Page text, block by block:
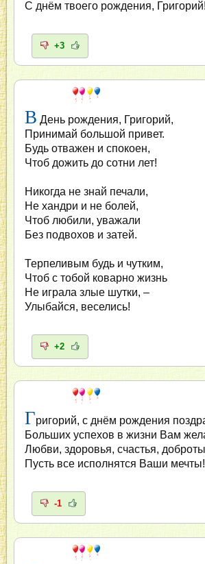
С днём твоего рождения, Григорий!
+3
В День рождения, Григорий,
Принимай большой привет.
Будь отважен и спокоен,
Чтоб дожить до сотни лет!
Никогда не знай печали,
Не хандри и не болей,
Чтоб любили, уважали
Без подвохов и затей.
Терпеливым будь и чутким,
Чтоб с тобой коварно жизнь
Не играла злые шутки, –
Улыбайся, веселись!
+2
Григорий, с днём рождения
Больших успехов в жизни Вам
Любви, здоровья, счастья,
Пусть все исполнятся Ваши мечты!
-1